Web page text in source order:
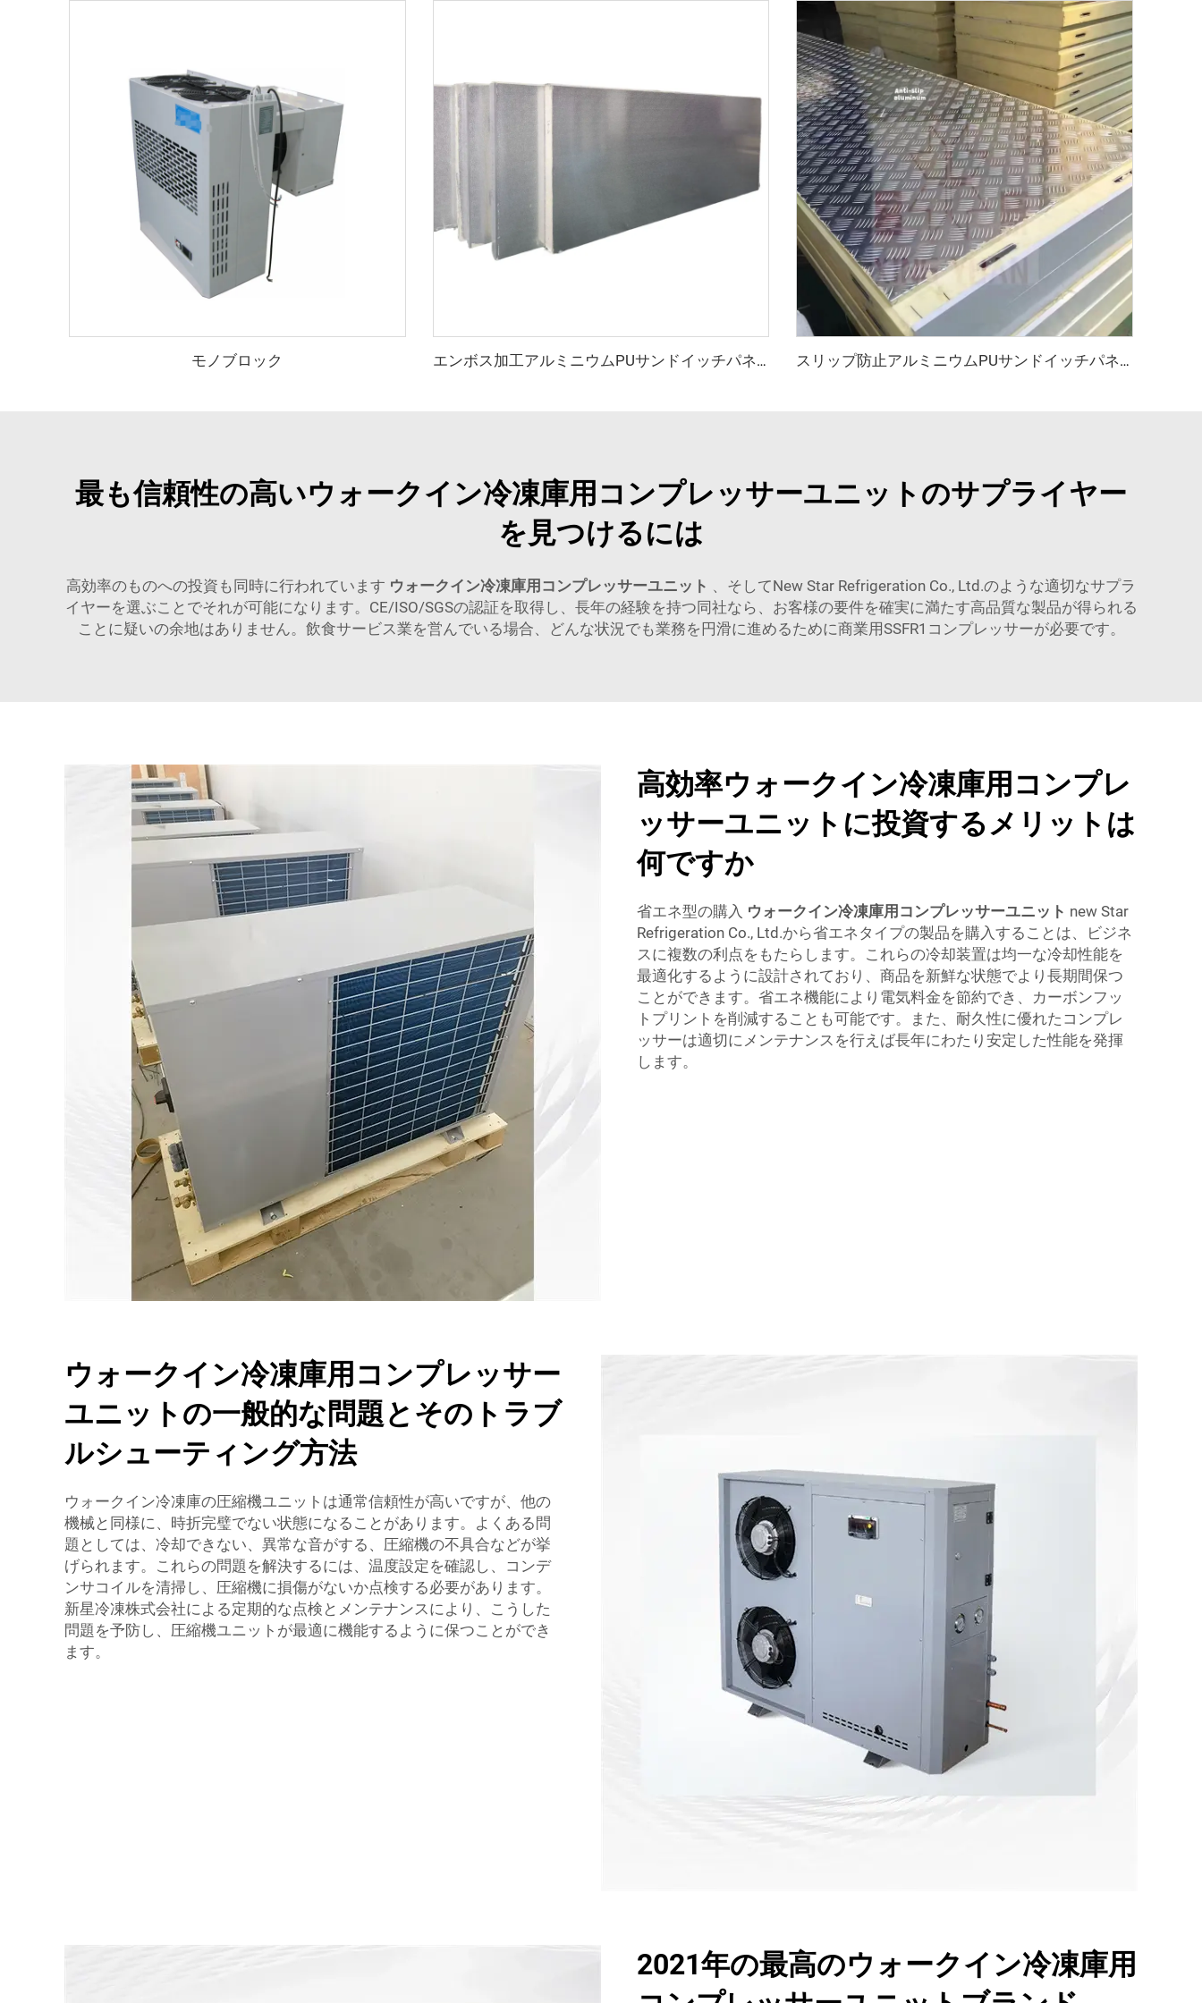
モノブロック エンボス加工アルミニウムPUサンドイッチパネル スリップ防止アルミニウムPUサンドイッチパネル
最も信頼性の高いウォークイン冷凍庫用コンプレッサーユニットのサプライヤー
を見つけるには
高効率のものへの投資も同時に行われています ウォークイン冷凍庫用コンプレッサーユニット
、そしてNew Star Refrigeration Co., Ltd.のような適切なサプラ
イヤーを選ぶことでそれが可能になります。CE/ISO/SGSの認証を取得し、長年の経験を持つ同社なら、お客様の要件を確実に満たす高品質な製品が得られる
ことに疑いの余地はありません。飲食サービス業を営んでいる場合、どんな状況でも業務を円滑に進めるために商業用SSFR1コンプレッサーが必要です。
高効率ウォークイン冷凍庫用コンプレ
ッサーユニットに投資するメリットは
何ですか
省エネ型の購入 ウォークイン冷凍庫用コンプレッサーユニット new Star
Refrigeration Co., Ltd.から省エネタイプの製品を購入することは、ビジネ
スに複数の利点をもたらします。これらの冷却装置は均一な冷却性能を
最適化するように設計されており、商品を新鮮な状態でより長期間保つ
ことができます。省エネ機能により電気料金を節約でき、カーボンフッ
トプリントを削減することも可能です。また、耐久性に優れたコンプレ
ッサーは適切にメンテナンスを行えば長年にわたり安定した性能を発揮
します。
ウォークイン冷凍庫用コンプレッサー
ユニットの一般的な問題とそのトラブ
ルシューティング方法
ウォークイン冷凍庫の圧縮機ユニットは通常信頼性が高いですが、他の
機械と同様に、時折完璧でない状態になることがあります。よくある問
題としては、冷却できない、異常な音がする、圧縮機の不具合などが挙
げられます。これらの問題を解決するには、温度設定を確認し、コンデ
ンサコイルを清掃し、圧縮機に損傷がないか点検する必要があります。
新星冷凍株式会社による定期的な点検とメンテナンスにより、こうした
問題を予防し、圧縮機ユニットが最適に機能するように保つことができ
ます。
2021年の最高のウォークイン冷凍庫用